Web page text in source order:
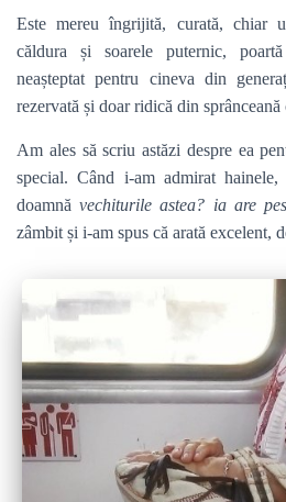
Este mereu îngrijită, curată, chiar
căldura și soarele puternic,
neașteptat pentru cineva din
rezervată și doar ridică din
Am ales să scriu astăzi despre ea
special. Când i-am admirat
doamnăvechiturile astea? ia are
zâmbit și i-am spus că arată excelent,